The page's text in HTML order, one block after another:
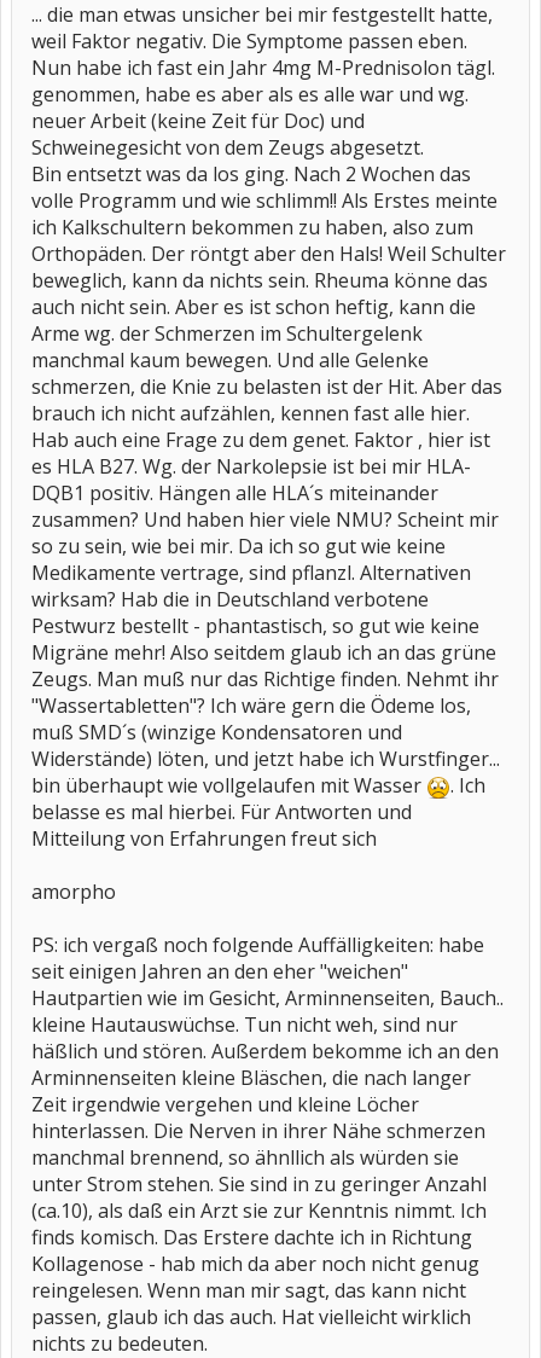
... die man etwas unsicher bei mir festgestellt hatte,
weil Faktor negativ. Die Symptome passen eben.
Nun habe ich fast ein Jahr 4mg M-Prednisolon tägl.
genommen, habe es aber als es alle war und wg.
neuer Arbeit (keine Zeit für Doc) und
Schweinegesicht von dem Zeugs abgesetzt.
Bin entsetzt was da los ging. Nach 2 Wochen das
volle Programm und wie schlimm!! Als Erstes meinte
ich Kalkschultern bekommen zu haben, also zum
Orthopäden. Der röntgt aber den Hals! Weil Schulter
beweglich, kann da nichts sein. Rheuma könne das
auch nicht sein. Aber es ist schon heftig, kann die
Arme wg. der Schmerzen im Schultergelenk
manchmal kaum bewegen. Und alle Gelenke
schmerzen, die Knie zu belasten ist der Hit. Aber das
brauch ich nicht aufzählen, kennen fast alle hier.
Hab auch eine Frage zu dem genet. Faktor , hier ist
es HLA B27. Wg. der Narkolepsie ist bei mir HLA-
DQB1 positiv. Hängen alle HLA´s miteinander
zusammen? Und haben hier viele NMU? Scheint mir
so zu sein, wie bei mir. Da ich so gut wie keine
Medikamente vertrage, sind pflanzl. Alternativen
wirksam? Hab die in Deutschland verbotene
Pestwurz bestellt - phantastisch, so gut wie keine
Migräne mehr! Also seitdem glaub ich an das grüne
Zeugs. Man muß nur das Richtige finden. Nehmt ihr
"Wassertabletten"? Ich wäre gern die Ödeme los,
muß SMD´s (winzige Kondensatoren und
Widerstände) löten, und jetzt habe ich Wurstfinger...
bin überhaupt wie vollgelaufen mit Wasser
. Ich
belasse es mal hierbei. Für Antworten und
Mitteilung von Erfahrungen freut sich
amorpho
PS: ich vergaß noch folgende Auffälligkeiten: habe
seit einigen Jahren an den eher "weichen"
Hautpartien wie im Gesicht, Arminnenseiten, Bauch..
kleine Hautauswüchse. Tun nicht weh, sind nur
häßlich und stören. Außerdem bekomme ich an den
Arminnenseiten kleine Bläschen, die nach langer
Zeit irgendwie vergehen und kleine Löcher
hinterlassen. Die Nerven in ihrer Nähe schmerzen
manchmal brennend, so ähnllich als würden sie
unter Strom stehen. Sie sind in zu geringer Anzahl
(ca.10), als daß ein Arzt sie zur Kenntnis nimmt. Ich
finds komisch. Das Erstere dachte ich in Richtung
Kollagenose - hab mich da aber noch nicht genug
reingelesen. Wenn man mir sagt, das kann nicht
passen, glaub ich das auch. Hat vielleicht wirklich
nichts zu bedeuten.